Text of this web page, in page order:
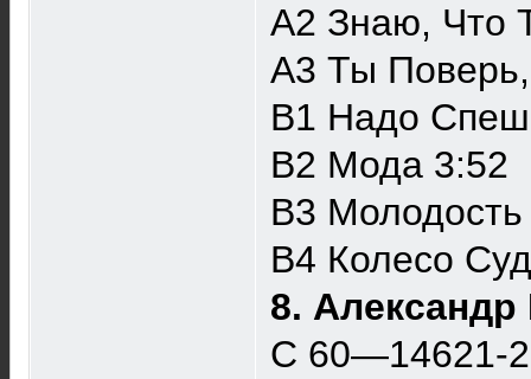
A2 Знаю, Что
A3 Ты
B1 Надо
B2 Мода 3:52
B3
B4 Колесо
8. Александр
С 60—14621-